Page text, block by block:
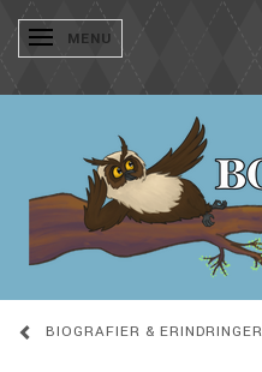
SKIFTE NAVIGATION
MENU
BIOGRAFIER & ERINDRINGER